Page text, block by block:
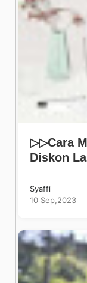
▷▷Cara
Diskon
Syaffi
10 Sep,2023